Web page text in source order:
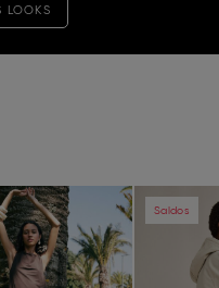
LOOKS
Next
Saldos
Previous